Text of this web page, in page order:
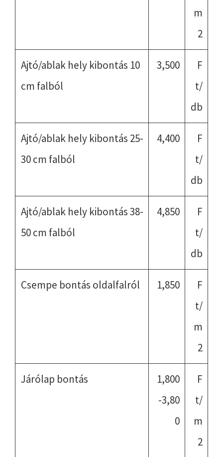
m
2
Ajtó/ablak hely kibontás 10
cm falból
3,500
F
t/
db
Ajtó/ablak hely kibontás 25-
30 cm falból
4,400
F
t/
db
Ajtó/ablak hely kibontás 38-
50 cm falból
4,850
F
t/
db
Csempe bontás oldalfalról 1,850
F
t/
m
2
Járólap bontás
1,800
-3,80
0
F
t/
m
2